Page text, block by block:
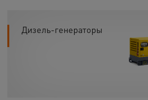
Дизель-генераторы